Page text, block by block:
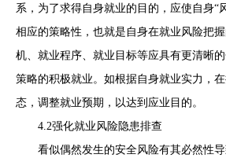
系，为了求得自身就业的目的，应使自身“
相应的策略性，也就是自身在就业风险把
机、就业程序、就业目标等应具有更清晰
策略的积极就业。如根据自身就业实力，
态，调整就业预期，以达到应业目的。
4.2强化就业风险隐患排查
看似偶然发生的安全风险有其必然性